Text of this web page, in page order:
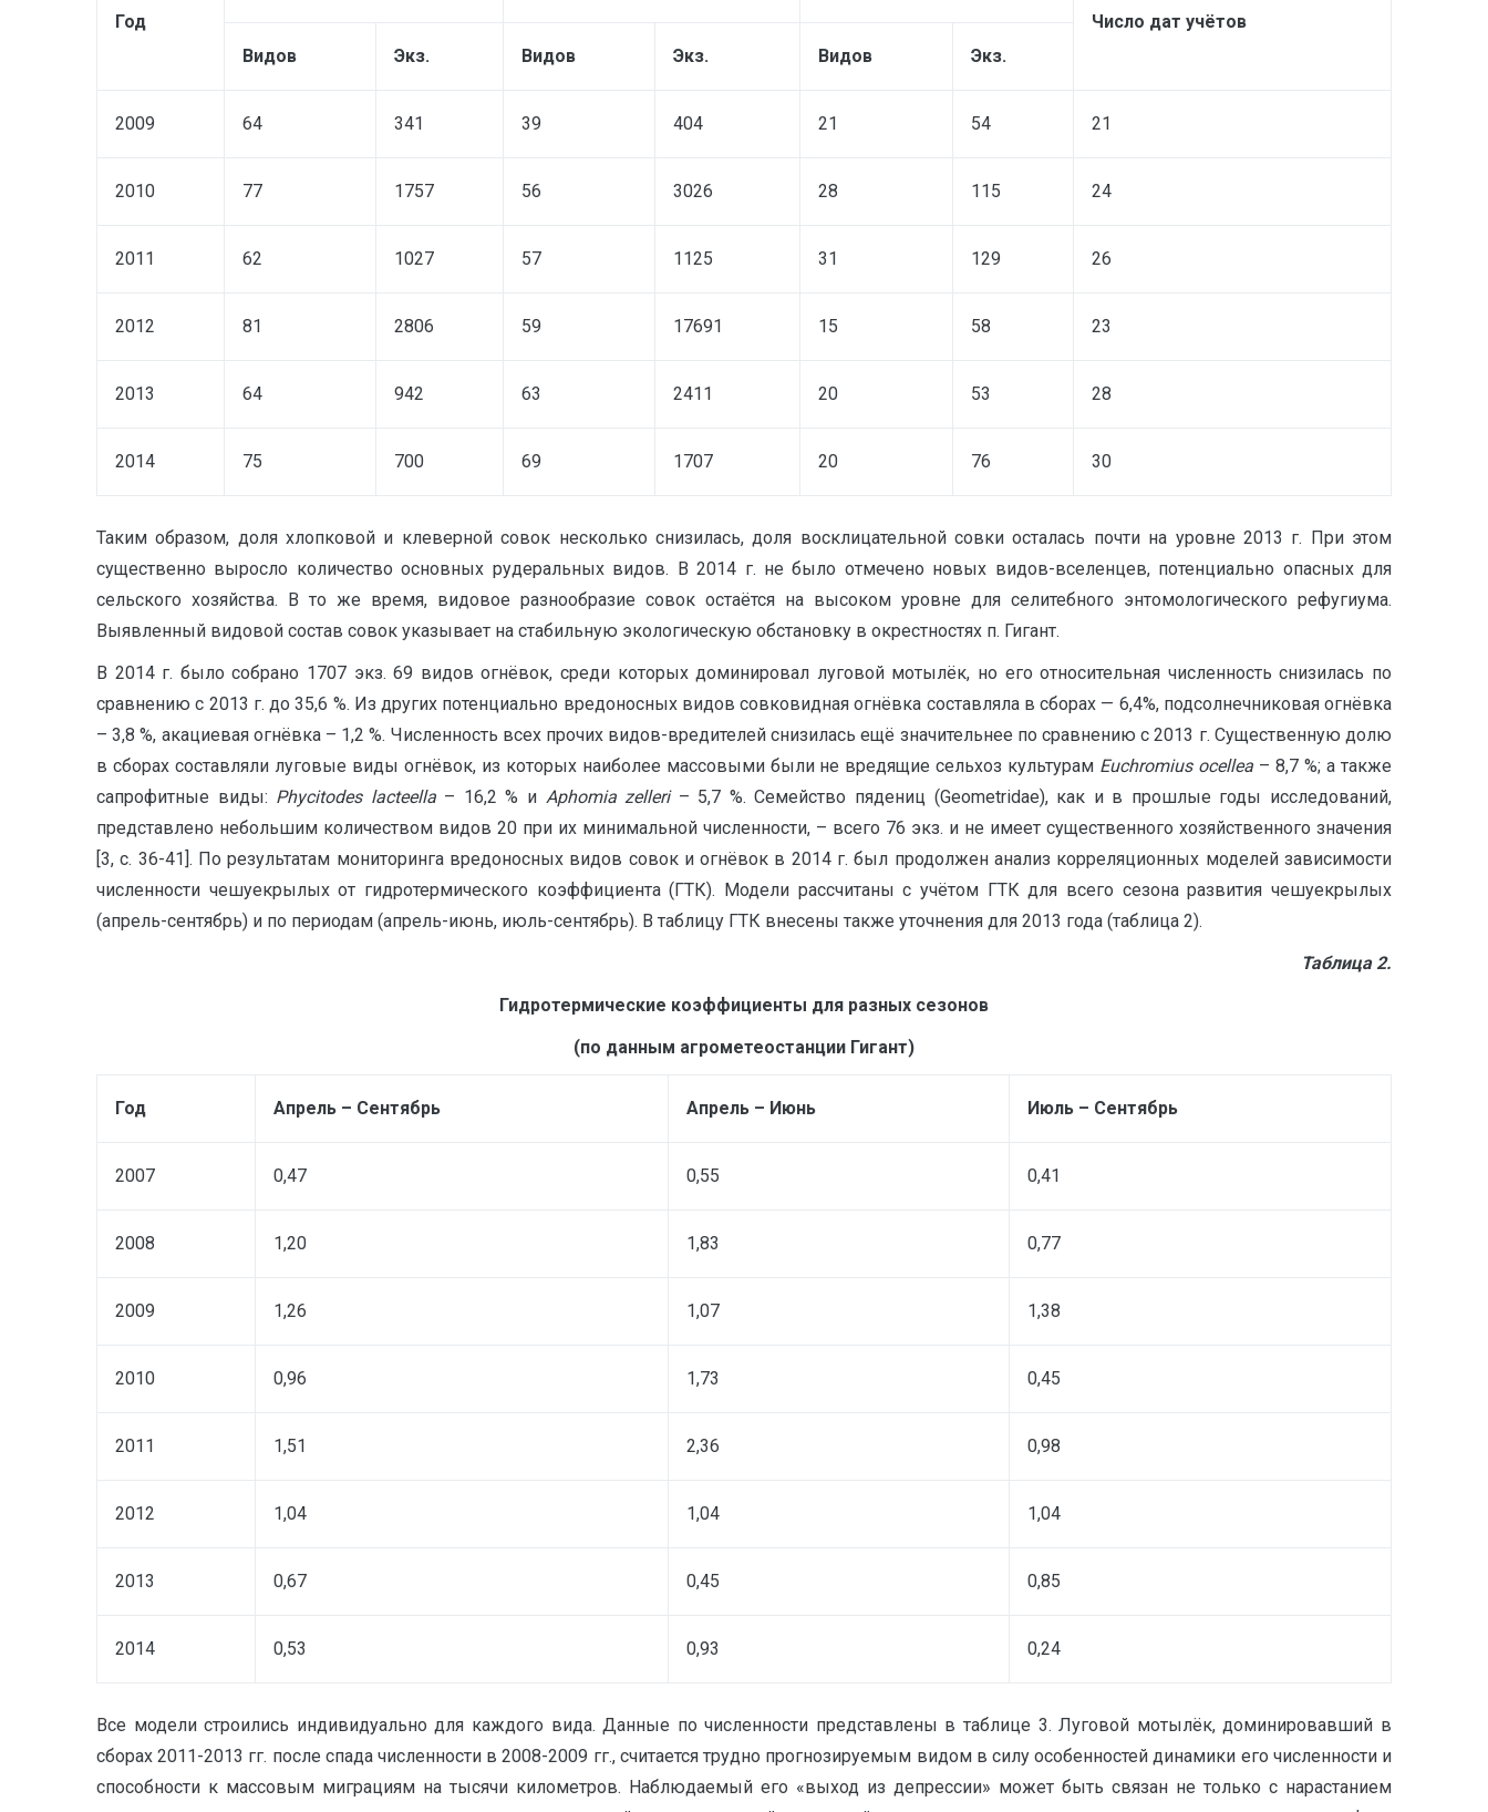
Год
Число дат учётов
Видов
Экз. Видов Экз. Видов Экз.
2009 64 341 39 404 21 54 21
2010 77 1757 56 3026 28 115 24
2011 62 1027 57 1125 31 129 26
2012 81 2806 59 17691 15 58 23
2013 64 942 63 2411 20 53 28
2014 75 700 69 1707 20 76 30
Таким образом, доля хлопковой и клеверной совок несколько снизилась, доля восклицательной совки осталась почти на уровне 2013 г. При этом
существенно выросло количество основных рудеральных видов. В 2014 г. не было отмечено новых видов-вселенцев, потенциально опасных для
сельского хозяйства. В то же время, видовое разнообразие совок остаётся на высоком уровне для селитебного энтомологического рефугиума.
Выявленный видовой состав совок указывает на стабильную экологическую обстановку в окрестностях п. Гигант.
В 2014 г. было собрано 1707 экз. 69 видов огнёвок, среди которых доминировал луговой мотылёк, но его относительная численность снизилась по
сравнению с 2013 г. до 35,6 %. Из других потенциально вредоносных видов совковидная огнёвка составляла в сборах — 6,4%, подсолнечниковая огнёвка
– 3,8 %, акациевая огнёвка – 1,2 %. Численность всех прочих видов-вредителей снизилась ещё значительнее по сравнению с 2013 г. Существенную долю
в сборах составляли луговые виды огнёвок, из которых наиболее массовыми были не вредящие сельхоз культурам Euchromius ocellea – 8,7 %; а также
сапрофитные виды: Phycitodes lacteella– 16,2 % и Aphomia zelleri– 5,7 %. Семейство пядениц (Geometridae), как и в прошлые годы исследований,
представлено небольшим количеством видов 20 при их минимальной численности, – всего 76 экз. и не имеет существенного хозяйственного значения
[3, с. 36-41]. По результатам мониторинга вредоносных видов совок и огнёвок в 2014 г. был продолжен анализ корреляционных моделей зависимости
численности чешуекрылых от гидротермического коэффициента (ГТК). Модели рассчитаны с учётом ГТК для всего сезона развития чешуекрылых
(апрель-сентябрь) и по периодам (апрель-июнь, июль-сентябрь). В таблицу ГТК внесены также уточнения для 2013 года (таблица 2).
Таблица 2.
Гидротермические коэффициенты для разных сезонов
(по данным агрометеостанции Гигант)
Год Апрель – Сентябрь Апрель – Июнь Июль – Сентябрь
2007 0,47 0,55 0,41
2008 1,20 1,83 0,77
2009 1,26 1,07 1,38
2010 0,96 1,73 0,45
2011 1,51 2,36 0,98
2012 1,04 1,04 1,04
2013 0,67 0,45 0,85
2014 0,53 0,93 0,24
Все модели строились индивидуально для каждого вида. Данные по численности представлены в таблице 3. Луговой мотылёк, доминировавший в
сборах 2011-2013 гг. после спада численности в 2008-2009 гг., считается трудно прогнозируемым видом в силу особенностей динамики его численности и
способности к массовым миграциям на тысячи километров. Наблюдаемый его «выход из депрессии» может быть связан не только с нарастанием